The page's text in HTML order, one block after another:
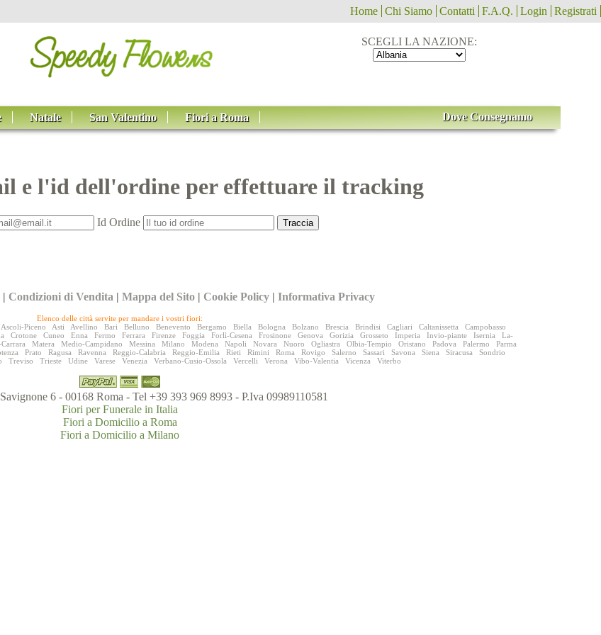
Home Chi Siamo Contatti F.A.Q. Login Registrati
SCEGLI LA NAZIONE:
Natale San Valentino Fiori a Roma Dove Consegnamo
e l'id dell'ordine per effettuare il tracking
Id Ordine
| Condizioni di Vendita |Mappa del Sito | Cookie Policy |Informativa Privacy
Elenco delle città servite per mandare i vostri fiori:
Ascoli-Piceno Asti Avellino Bari Belluno Benevento Bergamo Biella Bologna Bolzano Brescia Brindisi Cagliari Caltanissetta
Campobasso
Crotone Cuneo Enna Fermo Ferrara Firenze Foggia Forlì-Cesena Frosinone Genova Gorizia Grosseto Imperia Invio-piante Isernia
La-
Matera Medio-Campidano Messina Milano Modena Napoli Novara Nuoro Ogliastra Olbia-Tempio Oristano Padova Palermo
Parma
Prato Ragusa Ravenna Reggio-Calabria Reggio-Emilia Rieti Rimini Roma Rovigo Salerno Sassari Savona Siena Siracusa
Sondrio
Treviso Trieste Udine Varese Venezia Verbano-Cusio-Ossola Vercelli Verona Vibo-Valentia Vicenza Viterbo
6 - 00168 Roma - Tel +39 393 969 8993 - P.Iva 09989110581
Fiori per Funerale in Italia
Fiori a Domicilio a Roma
Fiori a Domicilio a Milano